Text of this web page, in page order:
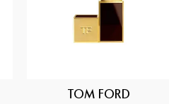
TOM FORD